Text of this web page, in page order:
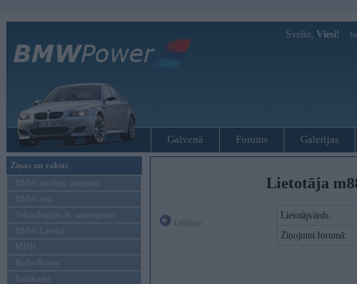
Sveiks, Viesi!
Galvenā Forums Galerijas
Ziņas un raksti
BMW modeļu jaunumi
BMW testi
Tehnoloģijas & sasniegumi
BMW Latvijā
MINI
Rolls-Royce
Pasākumi
Lietotāja
Lietotājvārds:
Ziņojumi forumā: